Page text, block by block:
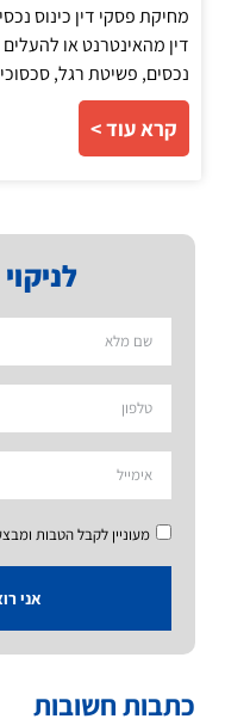
מעוניין לקבל הטבות
אני
כתבות חשובות
מחיקת פסקי דין כינוס
דין מהאינטרנט או
נכסים, פשיטת רגל,
קרא עוד >